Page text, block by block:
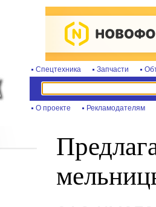
Спецтехника Запчасти
О проекте Рекламодателям